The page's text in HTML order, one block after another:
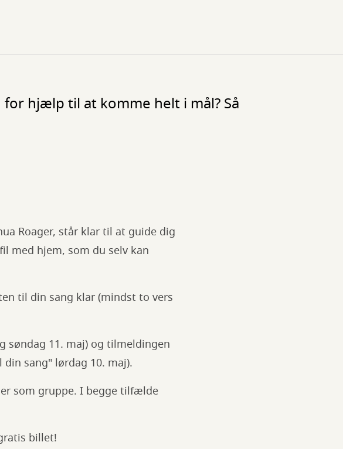
hjælp til at komme helt i mål? Så
Roager, står klar til at guide dig
med hjem, som du selv kan
til din sang klar (mindst to vers
søndag 11. maj) og tilmeldingen
sang" lørdag 10. maj).
som gruppe. I begge tilfælde
billet!